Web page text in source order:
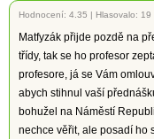
Hodnocení: 4.35 | Hlasovalo: 19
Matfyzák přijde pozdě na
třídy, tak se ho profesor
profesore, já se Vám
abych stihnul vaší
bohužel na Náměstí
nechce věřit, ale posadí ho